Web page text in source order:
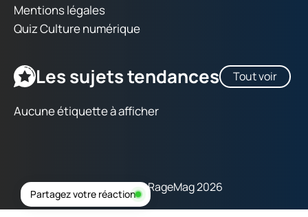
Mentions légales
Quiz Culture numérique
Les sujets tendances Tout voir
Aucune étiquette à afficher
Copyright © RageMag 2026
Partagez votre réaction